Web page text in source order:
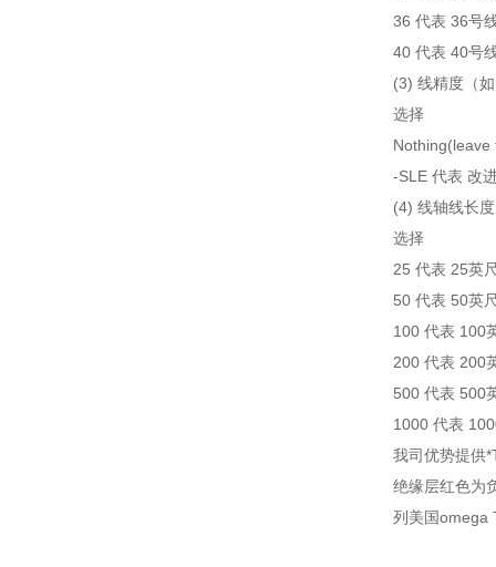
36 代表 36号
40 代表 40号
(3) 线精度（
选择
Nothing(leave
-SLE 代表 改
(4) 线轴线长度
选择
25 代表 25英
50 代表 50英
100 代表 100
200 代表 200
500 代表 500
1000 代表
我司优势提供
绝缘层红色为
列美国omega